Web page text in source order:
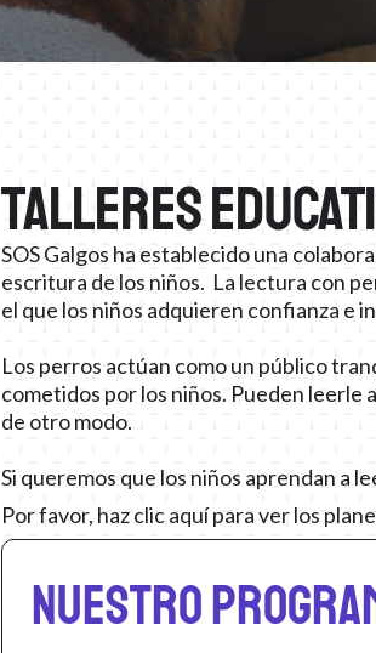
Talleres
SOS Galgos ha establecido una
escritura de los niños. La lectura con
el que los niños adquieren confianza e
Los perros actúan como un público
cometidos por los niños. Pueden leerle
de otro modo.
Si queremos que los niños aprendan a
Por favor, haz clic aquí para ver los
Nuestro